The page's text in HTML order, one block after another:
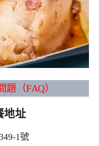
題（FAQ）
地址
1號